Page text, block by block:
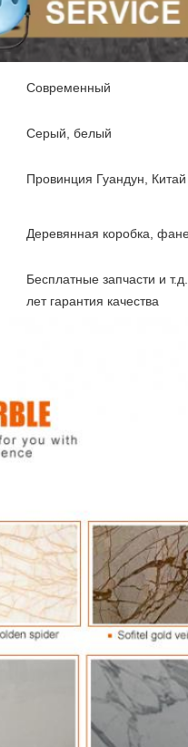
Современный
Серый, белый
Провинция Гуандун, Китай
Деревянная коробка,
Бесплатные запчасти и
лет гарантия качества